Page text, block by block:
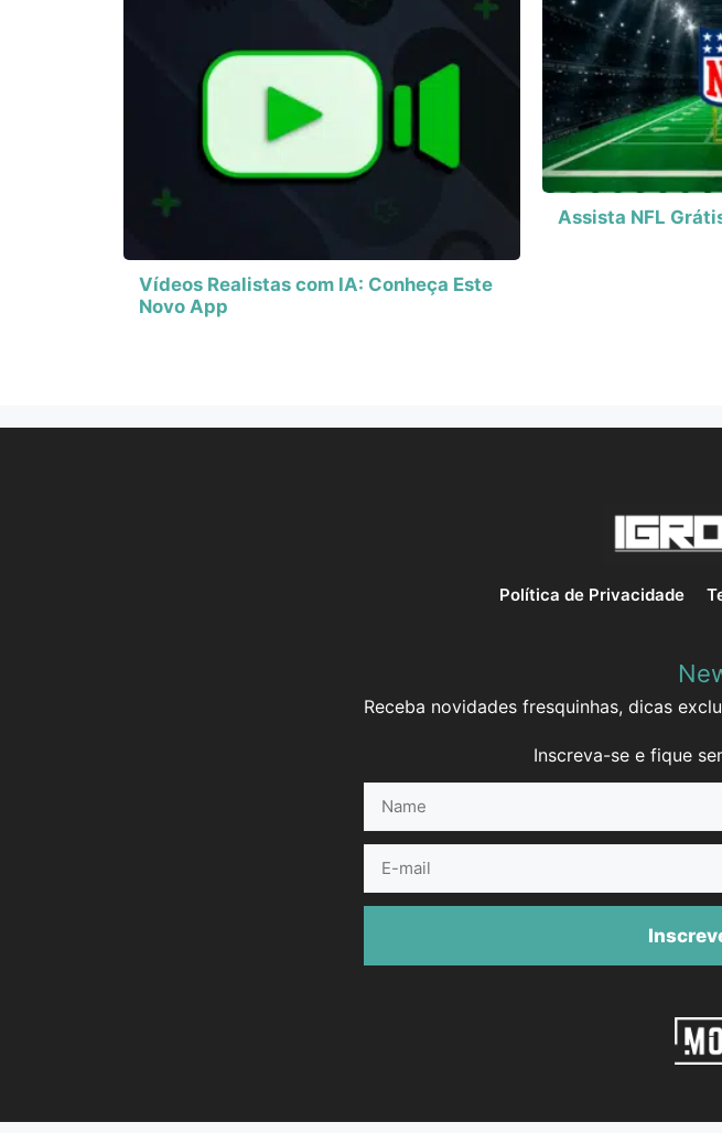
Vídeos Realistas com IA: Conheça Este
Novo App
Assista NFL
Política de Privacidade
Receba novidades fresquinhas, dicas
Inscreva-se e fique
mail